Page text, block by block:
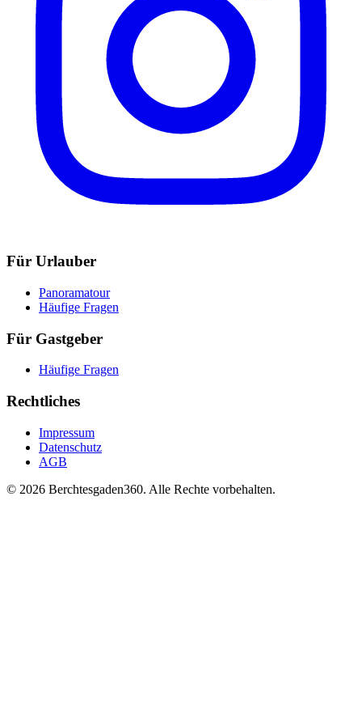
Für Urlauber
Panoramatour
Häufige Fragen
Für Gastgeber
Häufige Fragen
Rechtliches
Impressum
Datenschutz
AGB
© 2026 Berchtesgaden360. Alle Rechte vorbehalten.